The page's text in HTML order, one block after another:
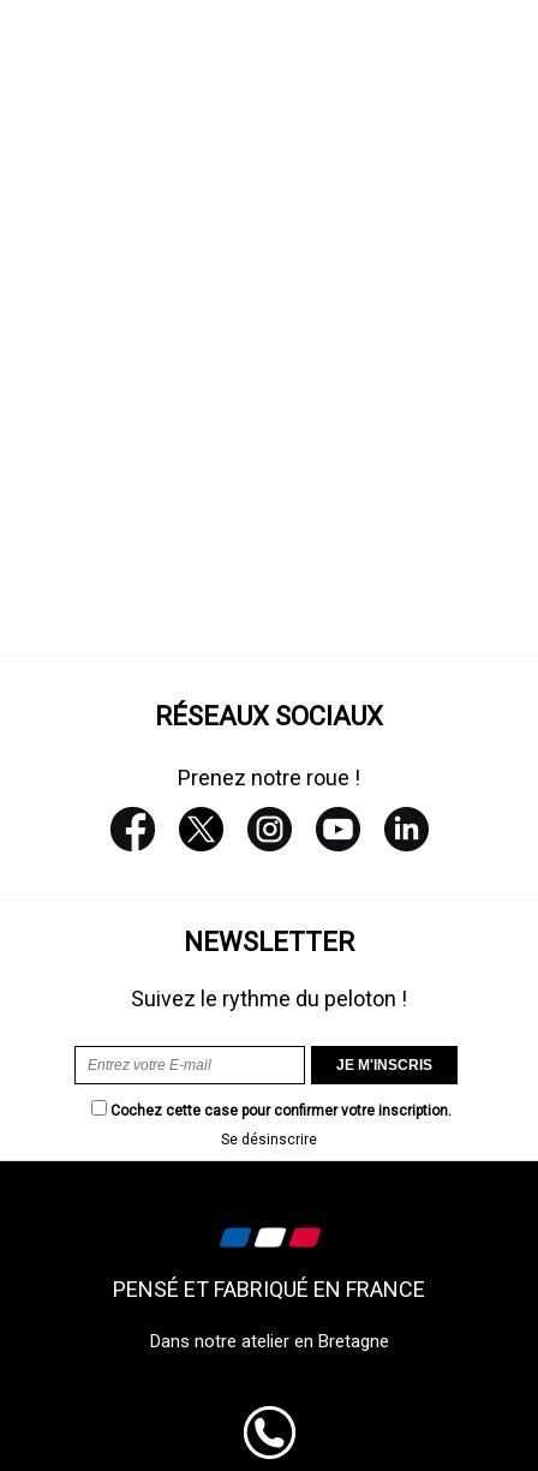
RÉSEAUX SOCIAUX
Prenez notre roue !
NEWSLETTER
Suivez le rythme du peloton !
Cochez cette case pour confirmer votre inscription.
Se désinscrire
PENSÉ ET FABRIQUÉ EN FRANCE
Dans notre atelier en Bretagne